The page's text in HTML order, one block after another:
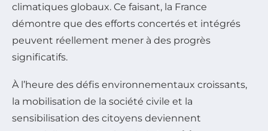
climatiques globaux. Ce faisant, la France
démontre que des efforts concertés et intégrés
peuvent réellement mener à des progrès
significatifs.
À l’heure des défis environnementaux croissants,
la mobilisation de la société civile et la
sensibilisation des citoyens deviennent